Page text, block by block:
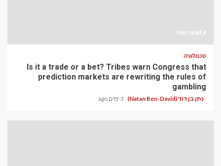
8 min read
טכנולוגיה
Is it a trade or a bet? Tribes warn Congress that
prediction markets are rewriting the rules of
gambling
נתן בן דוד (Natan Ben-David) 3 ימים ago